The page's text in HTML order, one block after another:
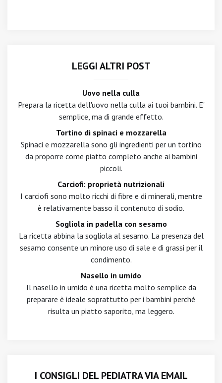
LEGGI ALTRI POST
Uovo nella culla
Prepara la ricetta dell'uovo nella culla ai tuoi bambini. E'
semplice, ma di grande effetto.
Tortino di spinaci e mozzarella
Spinaci e mozzarella sono gli ingredienti per un tortino
da proporre come piatto completo anche ai bambini
piccoli.
Carciofi: proprietà nutrizionali
I carciofi sono molto ricchi di fibre e di minerali, mentre
è relativamente basso il contenuto di sodio.
Sogliola in padella con sesamo
La ricetta abbina la sogliola al sesamo. La presenza del
sesamo consente un minore uso di sale e di grassi per il
condimento.
Nasello in umido
Il nasello in umido è una ricetta molto semplice da
preparare è ideale soprattutto per i bambini perché
risulta un piatto saporito, ma leggero.
I CONSIGLI DEL PEDIATRA VIA EMAIL